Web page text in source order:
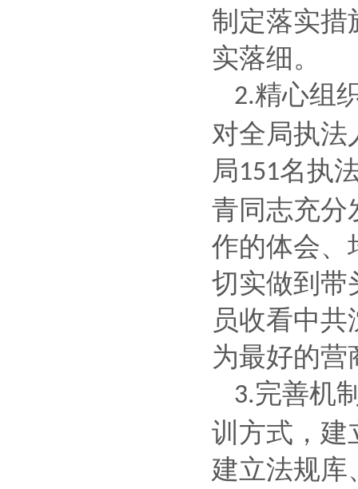
制定落实措
实落细。
2.精心组
对全局执法
局151名执
青同志充分
作的体会、
切实做到带
员收看中
为最好的营
3.完善机
训方式，建
建立法规库